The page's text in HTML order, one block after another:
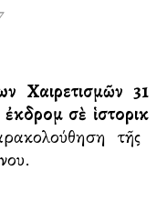
Χαιρετισμῶν31
ἐκδρομὴ σὲ ἱστορικὴ
τῆς